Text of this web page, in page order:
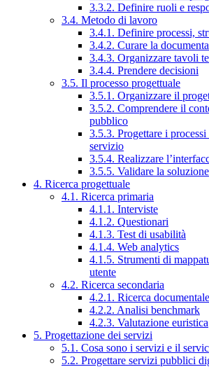
3.3.2. Definire ruoli e
3.4. Metodo di lavoro
3.4.1. Definire processi,
3.4.2. Curare la
3.4.3. Organizzare tavoli
3.4.4. Prendere decisioni
3.5. Il processo progettuale
3.5.1. Organizzare il
3.5.2. Comprendere il
pubblico
3.5.3. Progettare i processi
servizio
3.5.4. Realizzare
3.5.5. Validare la
4. Ricerca progettuale
4.1. Ricerca primaria
4.1.1. Interviste
4.1.2. Questionari
4.1.3. Test di usabilità
4.1.4. Web analytics
4.1.5. Strumenti di
utente
4.2. Ricerca secondaria
4.2.1. Ricerca documentale
4.2.2. Analisi benchmark
4.2.3. Valutazione euristica
5. Progettazione dei servizi
5.1. Cosa sono i servizi e il
5.2. Progettare servizi pubblici